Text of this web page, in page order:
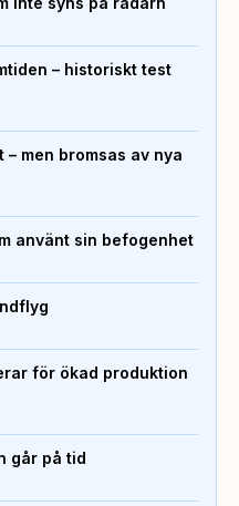
– historiskt test
men bromsas av nya
använt sin befogenhet
för ökad produktion
går på tid